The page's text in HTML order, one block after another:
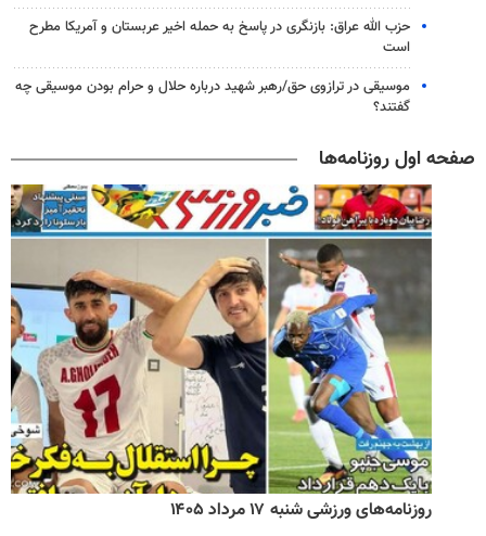
حزب الله عراق: بازنگری در پاسخ به حمله اخیر عربستان و آمریکا مطرح
است
موسیقی در ترازوی حق/رهبر شهید درباره حلال و حرام بودن موسیقی چه
گفتند؟
صفحه اول روزنامه‌ها
روزنامه‌های ورزشی شنبه ۱۷ مرداد ۱۴۰۵